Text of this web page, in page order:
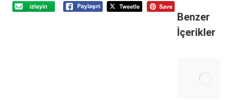
Benzer
İçerikler